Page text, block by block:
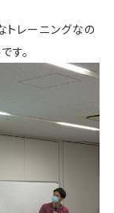
トレーニングなの
す。